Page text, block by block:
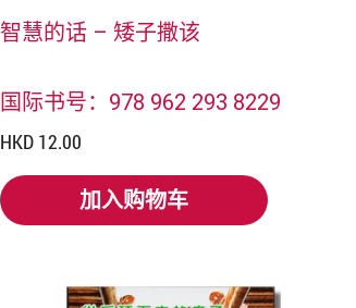
智慧的话 – 矮子撒该
国际书号：978 962 293 8229
HKD 12.00
加入购物车
加入购物车